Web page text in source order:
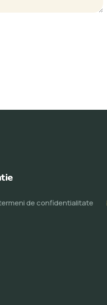
de confidentialitate